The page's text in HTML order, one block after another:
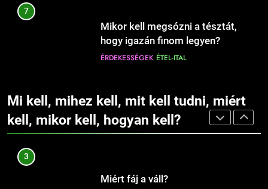
12
Hová illik húzni a karikagyűrűt:
jobb vagy bal kézre?
CSALÁD-GYEREK-KAPCSOLATOK
13
Fogszabályzó: mikor érdemes
elkezdeni a kezelést
7
Mikor kell megsózni a tésztát,
hogy igazán finom legyen?
ÉRDEKESSÉGEK ÉTEL-ITAL
Mikor kell a tésztát leszűrni, hogy
ne főjön túl?
ÉRDEKESSÉGEK ÉTEL-ITAL
9
Mikor kell a húst pihentetni sütés
Mi kell, mihez kell, mit kell tudni, miért
kell, mikor kell, hogyan kell?
Mit jelent az alacsony vas?
EGÉSZSÉG ÉRDEKESSÉGEK
Miért fáj a váll?
EGÉSZSÉG ÉRDEKESSÉGEK
4
Mit jelent az alacsony vérnyomás?